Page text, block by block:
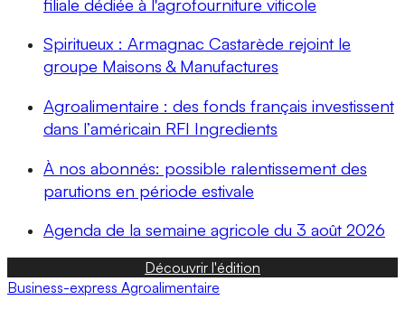
Spiritueux : Armagnac Castarède rejoint le
groupe Maisons & Manufactures
Agroalimentaire : des fonds français investissent
dans l’américain RFI Ingredients
À nos abonnés: possible ralentissement des
parutions en période estivale
Agenda de la semaine agricole du 3 août 2026
Découvrir l'édition
Business-express Agroalimentaire